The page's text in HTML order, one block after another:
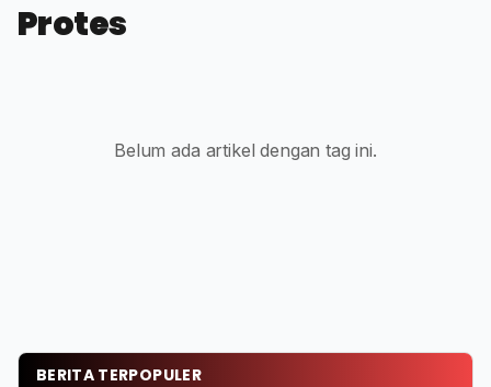
Protes
Belum ada artikel dengan tag ini.
BERITA TERPOPULER